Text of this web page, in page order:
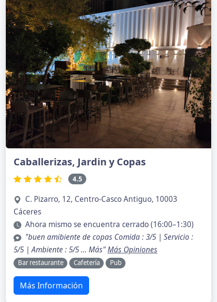
Caballerizas, Jardin y Copas
4.5
C. Pizarro, 12, Centro-Casco Antiguo, 10003
Cáceres
Ahora mismo se encuentra cerrado (16:00–1:30)
"buen amibiente de copas Comida : 3/5 | Servicio :
5/5 | Ambiente : 5/5 … Más"Más Opiniones
Bar restaurante Cafetería Pub
Más Información